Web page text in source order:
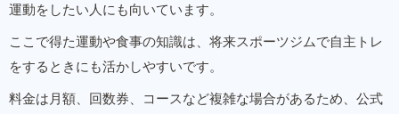
運動をしたい人にも向いています。
ここで得た運動や食事の知識は、将来スポーツジムで自主トレ
をするときにも活かしやすいです。
料金は月額、回数券、コースなど複雑な場合があるため、公式